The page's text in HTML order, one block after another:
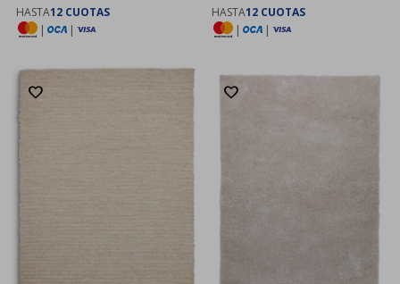
HASTA12 CUOTAS
|
|
HASTA12 CUOTAS
|
|